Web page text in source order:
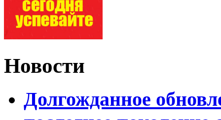
Новости
Долгожданное